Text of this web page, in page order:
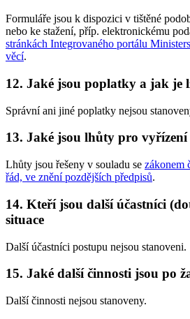
Formuláře jsou k dispozici v tištěné
nebo ke stažení, příp. elektronickému
stránkách Integrovaného portálu
věcí.
12. Jaké jsou poplatky a jak je
Správní ani jiné poplatky nejsou
13. Jaké jsou lhůty pro vyřízení
Lhůty jsou řešeny v souladu se zákonem
řád, ve znění pozdějších předpisů.
14. Kteří jsou další účastníci
situace
Další účastníci postupu nejsou stanoveni.
15. Jaké další činnosti jsou po
Další činnosti nejsou stanoveny.